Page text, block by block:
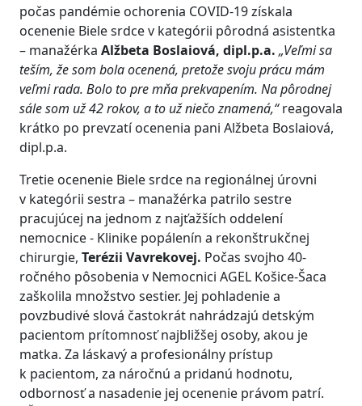
počas pandémie ochorenia COVID-19 získala
ocenenie Biele srdce v kategórii pôrodná asistentka
– manažérka Alžbeta Boslaiová, dipl.p.a. „Veľmi sa
teším, že som bola ocenená, pretože svoju prácu mám
veľmi rada. Bolo to pre mňa prekvapením. Na pôrodnej
sále som už 42 rokov, a to už niečo znamená,“reagovala
krátko po prevzatí ocenenia pani Alžbeta Boslaiová,
dipl.p.a.
Tretie ocenenie Biele srdce na regionálnej úrovni
v kategórii sestra – manažérka patrilo sestre
pracujúcej na jednom z najťažších oddelení
nemocnice - Klinike popálenín a rekonštrukčnej
chirurgie, Terézii Vavrekovej. Počas svojho 40-
ročného pôsobenia v Nemocnici AGEL Košice-Šaca
zaškolila množstvo sestier. Jej pohladenie a
povzbudivé slová častokrát nahrádzajú detským
pacientom prítomnosť najbližšej osoby, akou je
matka. Za láskavý a profesionálny prístup
k pacientom, za náročnú a pridanú hodnotu,
odbornosť a nasadenie jej ocenenie právom patrí.